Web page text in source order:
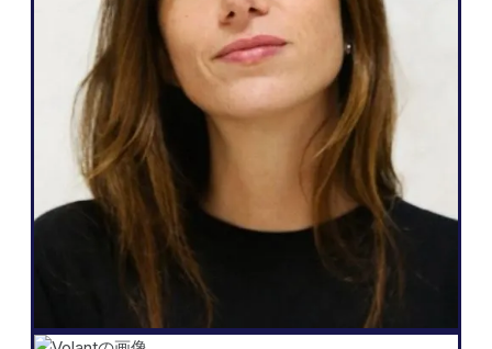
「Weglotの魅力は、私のニーズにもクライ
アントへの約束にも応えてくれるところで
す。簡単に多言語化でき、Webサイトを自
分たちで管理でき、リード獲得にもつなが
る。それを数クリックで実現できるんで
す。」
Salomé Amar